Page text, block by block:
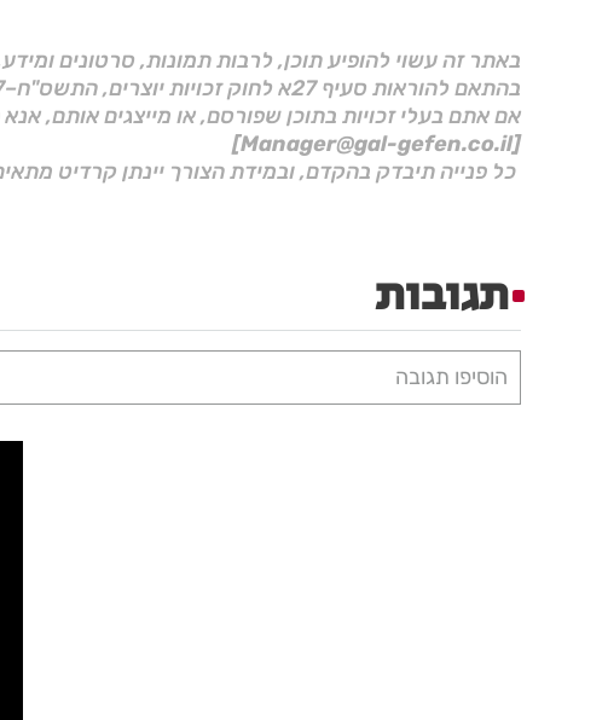
באתר זה עשוי להופיע תוכן, לרבות תמונות, סרטונים
בהתאם להוראות סעיף 27א לחוק זכויות יוצרים, התשס"ח–2007.
אם אתם בעלי זכויות בתוכן שפורסם, או מייצגים אותם,
[Manager@gal-gefen.co.il]
כל פנייה תיבדק בהקדם, ובמידת הצורך יינתן קרדיט
תגובות
הוסיפו תגובה